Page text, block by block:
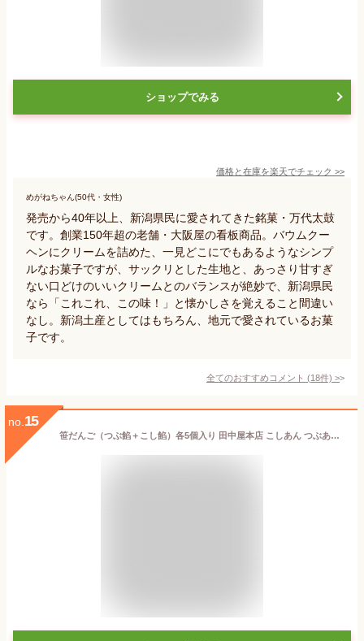
ショップでみる
価格と在庫を楽天でチェック >>
めがねちゃん(50代・女性)
発売から40年以上、新潟県民に愛されてきた銘菓・万代太鼓
です。創業150年超の老舗・大阪屋の看板商品。バウムクー
ヘンにクリームを詰めた、一見どこにでもあるようなシンプ
ルなお菓子ですが、サックリとした生地と、あっさり甘すぎ
ない口どけのいいクリームとのバランスが絶妙で、新潟県民
なら「これこれ、この味！」と懐かしさを覚えること間違い
なし。新潟土産としてはもちろん、地元で愛されているお菓
子です。
全てのおすすめコメント (18件) >
no. 15
笹だんご（つぶ餡＋こし餡）各5個入り 田中屋本店 こしあん つぶあん よもぎ 秘密のケンミンショー モーニングバードで紹介 笹団子 手作業 保存料・防腐剤不使用 新潟土産 新潟県 生産者直送 お取り寄せ ギフト プレゼント 贈り物 送料無料